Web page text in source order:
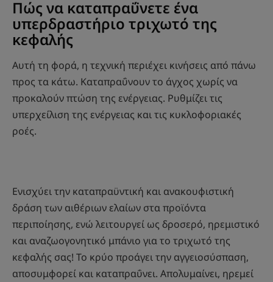
Πώς να καταπραΰνετε ένα
υπερδραστήριο τριχωτό της
κεφαλής
Αυτή τη φορά, η τεχνική περιέχει κινήσεις από πάνω
προς τα κάτω. Καταπραΰνουν το άγχος χωρίς να
προκαλούν πτώση της ενέργειας. Ρυθμίζει τις
υπερχείλιση της ενέργειας και τις κυκλοφοριακές
ροές.
Ενισχύει την καταπραϋντική και ανακουφιστική
δράση των αιθέριων ελαίων στα προϊόντα
περιποίησης, ενώ λειτουργεί ως δροσερό, ηρεμιστικό
και αναζωογονητικό μπάνιο για το τριχωτό της
κεφαλής σας! Το κρύο προάγει την αγγειοσύσπαση,
αποσυμφορεί και καταπραΰνει. Απολυμαίνει, ηρεμεί